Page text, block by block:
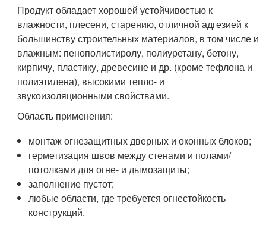
Продукт обладает хорошей устойчивостью к
влажности, плесени, старению, отличной адгезией к
большинству строительных материалов, в том числе и
влажным: пенополистиролу, полиуретану, бетону,
кирпичу, пластику, древесине и др. (кроме тефлона и
полиэтилена), высокими тепло- и
звукоизоляционными свойствами.
Область применения:
монтаж огнезащитных дверных и оконных блоков;
герметизация швов между стенами и полами/
потолками для огне- и дымозащиты;
заполнение пустот;
любые области, где требуется огнестойкость
конструкций.